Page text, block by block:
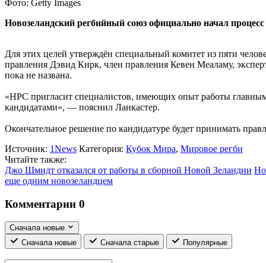
Фото: Getty Images
Новозеландский регбийный союз официально начал
Для этих целей утверждён специальный комитет из пяти
правления Дэвид Кирк, член правления Кевен Меаламу,
пока не названа.
«НРС пригласит специалистов, имеющих опыт работы
кандидатами», — пояснил Ланкастер.
Окончательное решение по кандидатуре будет принимать
Источник: 1News Категория: Кубок Мира, Мировое регби
Читайте также:
Джо Шмидт отказался от работы в сборной Новой Зеландии
еще одним новозеландцем
Комментарии 0
Сначала новые
Сначала новые
Сначала старые Популярные